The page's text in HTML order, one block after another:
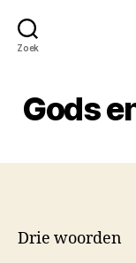
Zoek
Gods
Drie woorden